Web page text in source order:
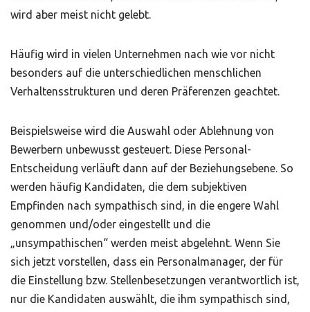
wird aber meist nicht gelebt.
Häufig wird in vielen Unternehmen nach wie vor nicht
besonders auf die unterschiedlichen menschlichen
Verhaltensstrukturen und deren Präferenzen geachtet.
Beispielsweise wird die Auswahl oder Ablehnung von
Bewerbern unbewusst gesteuert. Diese Personal-
Entscheidung verläuft dann auf der Beziehungsebene. So
werden häufig Kandidaten, die dem subjektiven
Empfinden nach sympathisch sind, in die engere Wahl
genommen und/oder eingestellt und die
„unsympathischen“ werden meist abgelehnt. Wenn Sie
sich jetzt vorstellen, dass ein Personalmanager, der für
die Einstellung bzw. Stellenbesetzungen verantwortlich ist,
nur die Kandidaten auswählt, die ihm sympathisch sind,